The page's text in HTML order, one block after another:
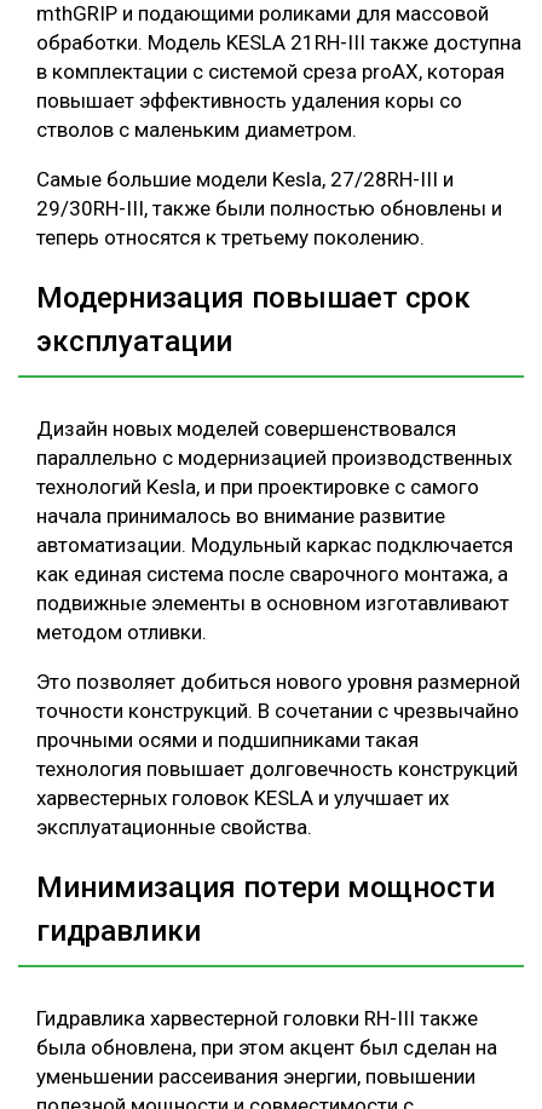
mthGRIP и подающими роликами для массовой
обработки. Модель KESLA 21RH-III также доступна
в комплектации с системой среза proAX, которая
повышает эффективность удаления коры со
стволов с маленьким диаметром.
Самые большие модели Kesla, 27/28RH-III и
29/30RH-III, также были полностью обновлены и
теперь относятся к третьему поколению.
Модернизация повышает срок
эксплуатации
Дизайн новых моделей совершенствовался
параллельно с модернизацией производственных
технологий Kesla, и при проектировке с самого
начала принималось во внимание развитие
автоматизации. Модульный каркас подключается
как единая система после сварочного монтажа, а
подвижные элементы в основном изготавливают
методом отливки.
Это позволяет добиться нового уровня размерной
точности конструкций. В сочетании с чрезвычайно
прочными осями и подшипниками такая
технология повышает долговечность конструкций
харвестерных головок KESLA и улучшает их
эксплуатационные свойства.
Минимизация потери мощности
гидравлики
Гидравлика харвестерной головки RH-III также
была обновлена, при этом акцент был сделан на
уменьшении рассеивания энергии, повышении